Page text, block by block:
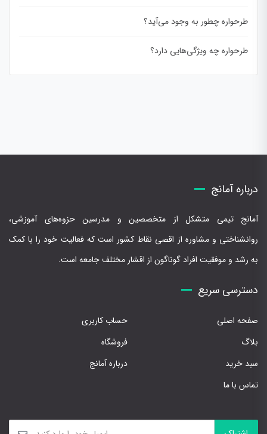
طرحواره چطور به وجود می‌آید؟
طرحواره چه ویژگی‌هایی دارد؟
درباره آمانج
آمانج تیمی متشکل از متخصصین و مدرسین حزوه‌های آموزشی،
روانشناختی و مشاوره از اقصی نقاط کشور است که فعالیت خود را با کمک
به رشد و موفقیت افراد گوناگون از اقشار مختلف جامعه است.
دسترسی سریع
صفحه اصلی
حساب کاربری
بلاگ
فروشگاه
سبد خرید
درباره آمانج
تماس با ما